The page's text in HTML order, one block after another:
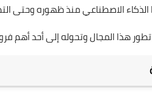
الذكاء الاصطناعي منذ ظهوره وحتى
المجال وتحوله إلى أحد أهم فروع